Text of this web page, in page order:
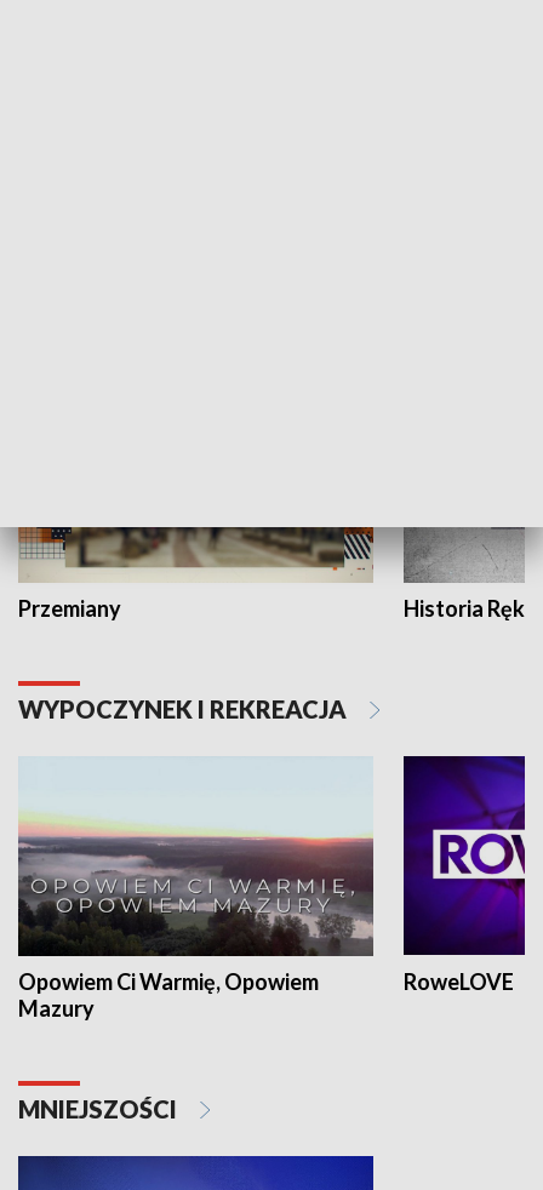
Przemiany Historia Ręką
WYPOCZYNEK I REKREACJA
Opowiem Ci Warmię, Opowiem
Mazury
RoweLOVE
MNIEJSZOŚCI